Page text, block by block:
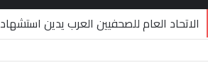
الاتحاد العام للصحفيين العرب يدين استشهاد